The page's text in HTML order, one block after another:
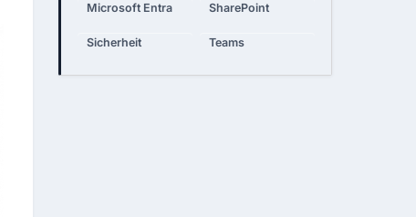
Microsoft Entra SharePoint
Sicherheit Teams